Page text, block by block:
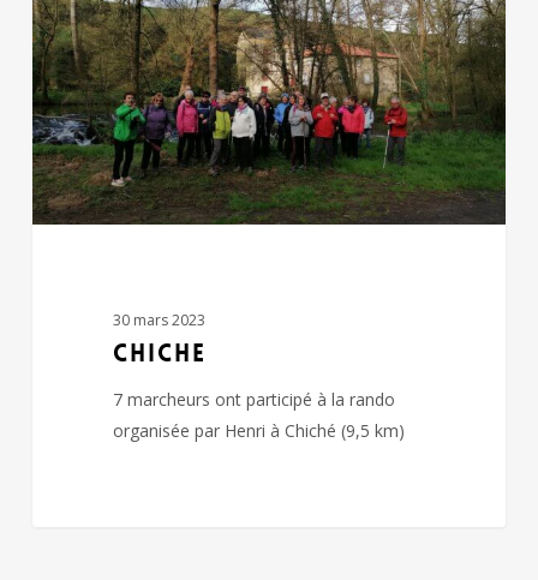
30 mars 2023
CHICHE
7 marcheurs ont participé à la rando
organisée par Henri à Chiché (9,5 km)